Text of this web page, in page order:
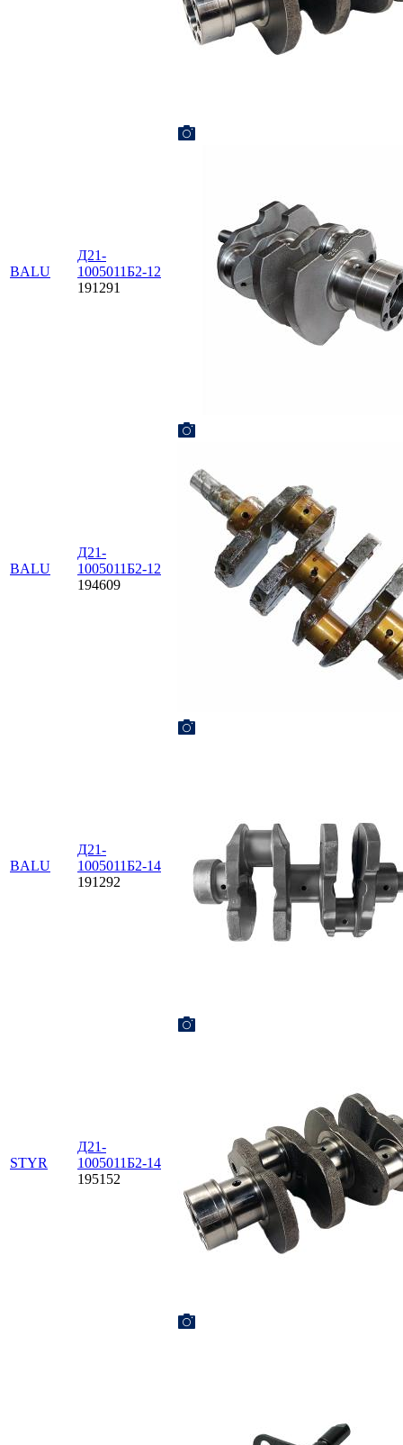
BALU
Д21-
1005011Б2-12
191291
BALU
Д21-
1005011Б2-12
194609
BALU
Д21-
1005011Б2-14
191292
STYR
Д21-
1005011Б2-14
195152